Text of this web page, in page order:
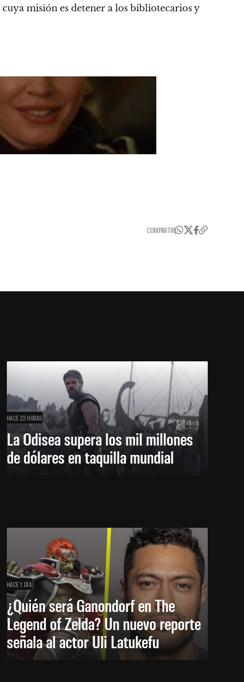
cuya misión es detener a los bibliotecarios y
COMPARTIR
HACE 22 HORAS
La Odisea supera los mil millones
de dólares en taquilla mundial
HACE 1 DÍA
¿Quién será Ganondorf en The
Legend of Zelda? Un nuevo reporte
señala al actor Uli Latukefu